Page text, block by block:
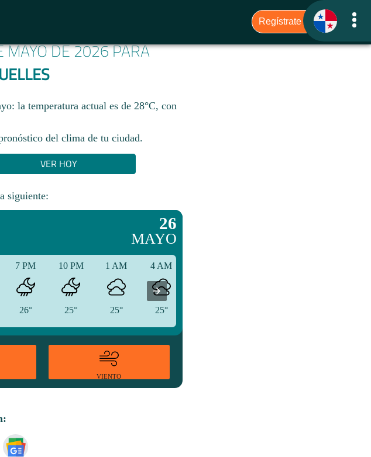
MAYO DE 2026 PARA
la temperatura actual es de 28°C, con
del clima de tu ciudad.​
VER HOY
siguiente:
26
MAYO
7 PM
26°
10 PM
25°
1 AM
25°
4 AM
25°
VIENTO